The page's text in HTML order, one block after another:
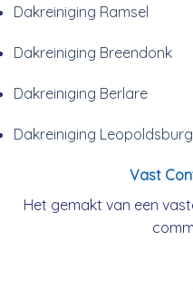
Dakreiniging Ramsel
Dakreiniging Breendonk
Dakreiniging Berlare
Dakreiniging Leopoldsburg
Vast
Het gemakt van een